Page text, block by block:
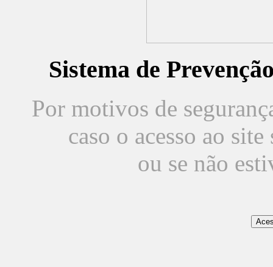
Sistema de
Por motivos de
caso o acesso ao
ou se não